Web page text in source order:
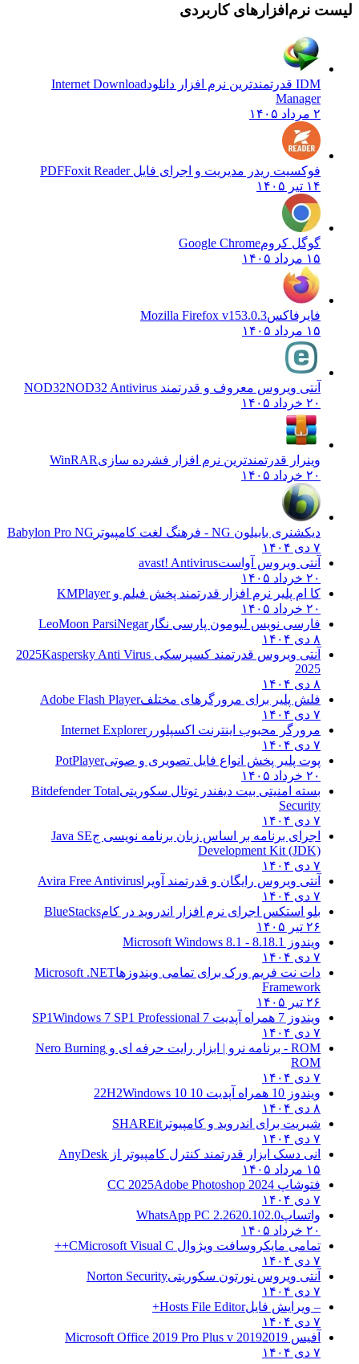
نرم‌افزارهای کاربردی
IDM قدرتمندترین نرم افزار دانلود
Internet Download
Manager
فوکسیت ریدر مدیریت و اجرای فایل PDFFoxit Reader
گوگل کروم Google Chrome
فایرفاکسMozilla Firefox v153.0.3
آنتی ویروس معروف و قدرتمند NOD32NOD32 Antivirus
وینرار قدرتمندترین نرم افزار فشرده سازیWinRAR
دیکشنری بابیلون NG - فرهنگ لغت کامپیوتر
Babylon Pro NG
آنتی ویروس آواستavast! Antivirus
کا ام پلیر نرم افزار قدرتمند پخش فیلم وKMPlayer
فارسی نویس لیومون پارسی نگارLeoMoon ParsiNegar
آنتی ویروس قدرتمند کسپرسکی 2025Kaspersky Anti Virus
2025
فلش پلیر برای مرورگرهای مختلفAdobe Flash Player
مرورگر محبوب اینترنت اکسپلوررInternet Explorer
پوت پلیر پخش انواع فایل تصویری و صوتیPotPlayer
بسته امنیتی بیت دیفندر توتال سکوریتیBitdefender Total
Security
اجرای برنامه بر اساس زبان برنامه نویسی ج Java SE
Development Kit (JDK)
آنتی ویروس رایگان و قدرتمند آویراAvira Free Antivirus
بلو استکس اجرای نرم افزار اندروید در کامBlueStacks
ویندوز 8.18.1 - Microsoft Windows 8.1
دات نت فریم ورک برای تمامی ویندوزهاMicrosoft .NET
Framework
ویندوز 7 همراه آپدیت 7 SP1
Windows 7 SP1 Professional
ROM - برنامه نرو | ابزار رایت حرفه ای و
Nero Burning
ROM
ویندوز 10 همراه آپدیت 10 22H2
Windows 10
شیریت برای اندروید و کامپیوترSHAREit
انی دسک ابزار قدرتمند کنترل کامپیوتر از
AnyDesk
فتوشاپ CC 2025Adobe Photoshop 2024
واتساپWhatsApp PC 2.2620.102.0
تمامی مایکروسافت ویژوال C Microsoft Visual C++
آنتی ویروس نورتون سکوریتیNorton Security
– ویرایش فایلHosts File Editor+
آفیس 20192019 Microsoft Office 2019 Pro Plus v